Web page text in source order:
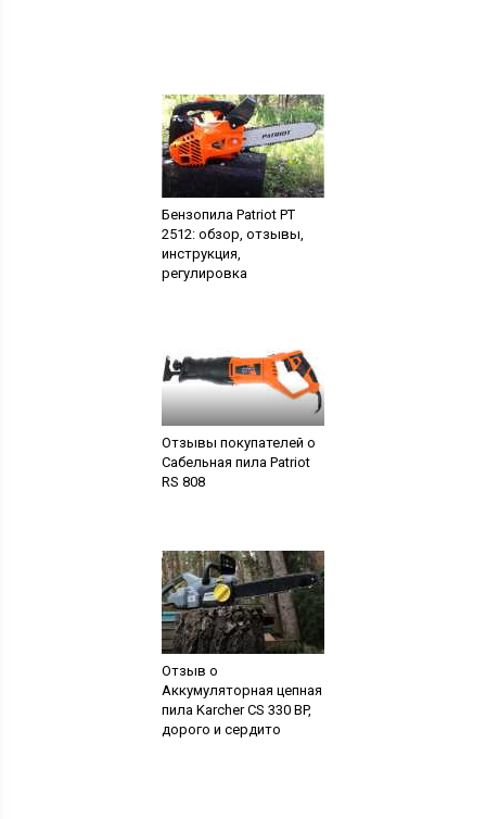
Бензопила Patriot PT
2512: обзор, отзывы,
инструкция,
регулировка
Отзывы покупателей о
Сабельная пила Patriot
RS 808
Отзыв о
Аккумуляторная цепная
пила Karcher CS 330 BP,
дорого и сердито